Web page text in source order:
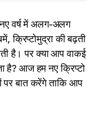
वर्ष में अलग-अलग
क्रिप्टोमुद्रा की बढ़ती
है। पर क्या आप वाकई
है? आज हम नए क्रिप्टो
पर बात करेंगे ताकि आप